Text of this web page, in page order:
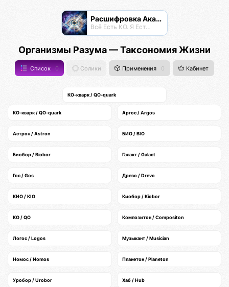
Расшифровка Акаши
Всё Есть КО. Я Есть КО.
Организмы Разума — Таксономия Жизни
Список 0 Солики Применения 0 Кабинет
КО-кварк / QO-quark
КО-кварк / QO-quark Аргос / Argos
Астрон / Astron БИО / BIO
Биобор / Biobor Галакт / Galact
Гос / Gos Древо / Drevo
КИО / KIO Киобор / Kiobor
КО / QO Композитон / Compositon
Логос / Logos Музыкант / Musician
Номос / Nomos Планетон / Planeton
Уробор / Urobor Хаб / Hub